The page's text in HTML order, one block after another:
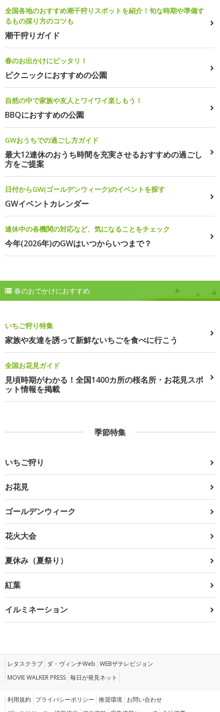
全国各地のおすすめ潮干狩りスポットを紹介！旬な時期や準備す
るもの採り方のコツも
潮干狩りガイド
春のお出かけにピッタリ！
ピクニックにおすすめの公園
自然の中で家族や友人とワイワイ楽しもう！
BBQにおすすめの公園
GWおうちでの過ごし方ガイド
最大12連休のおうち時間を充実させるおすすめの過ごし
方をご提案
日付からGW(ゴールデンウィーク)のイベントを探す
GWイベントカレンダー
連休中の各機関の対応など、気になることをチェック
今年(2026年)のGWはいつからいつまで？
春のおでかけにおすすめ
いちご狩り特集
家族や友達を誘って新鮮ないちごを食べに行こう
全国お花見ガイド
見頃時期がわかる！全国1400カ所の桜名所・お花見スポ
ット情報を掲載
季節特集
いちご狩り
お花見
ゴールデンウィーク
花火大会
夏休み（夏祭り）
紅葉
イルミネーション
レタスクラブ ダ・ヴィンチWeb WEBザテレビジョン
MOVIE WALKER PRESS 毎日が発見ネット
利用規約 プライバシーポリシー 推奨環境 お問い合わせ